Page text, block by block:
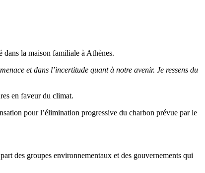
dans la maison familiale à Athènes.
et dans l’incertitude quant à notre avenir. Je ressens du
en faveur du climat.
pour l’élimination progressive du charbon prévue par le
des groupes environnementaux et des gouvernements qui